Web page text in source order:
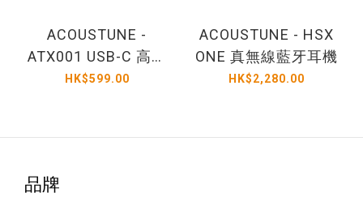
ACOUSTUNE -
ATX001 USB-C 高清
音訊藍牙傳輸器
HK$599.00
ACOUSTUNE - HSX
ONE 真無線藍牙耳機
HK$2,280.00
品牌